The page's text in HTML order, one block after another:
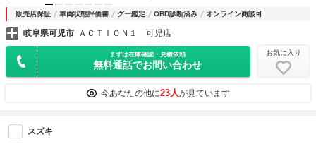
販売店保証 車両状態評価書 グー鑑定 OBD診断済み オンライン商談可
岐阜県可児市 ＡＣＴＩＯＮ１ 可児店
まずは在庫確認・見積依頼
無料通話でお問い合わせ
お気に入り
今あなたの他に23人が見ています
スズキ